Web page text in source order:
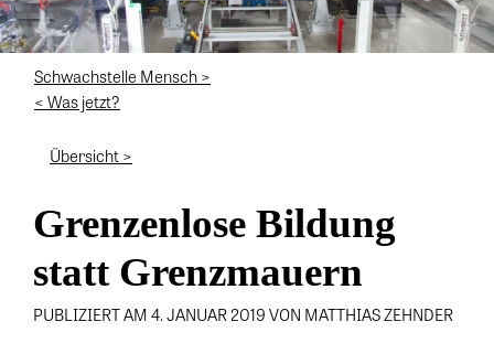
Schwachstelle Mensch >
< Was jetzt?
Übersicht >
Grenzenlose Bildung
statt Grenzmauern
PUBLIZIERT AM 4. JANUAR 2019 VON MATTHIAS ZEHNDER